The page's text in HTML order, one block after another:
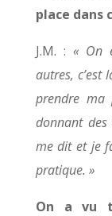
place dans
J.M. : « On
autres, c’est
prendre ma
donnant des
me dit et je
pratique. »
On a vu